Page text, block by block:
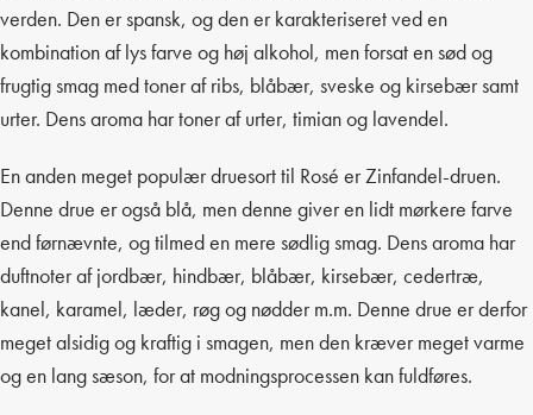
verden. Den er spansk, og den er karakteriseret ved en
kombination af lys farve og høj alkohol, men forsat en sød og
frugtig smag med toner af ribs, blåbær, sveske og kirsebær samt
urter. Dens aroma har toner af urter, timian og lavendel.
En anden meget populær druesort til Rosé er Zinfandel-druen.
Denne drue er også blå, men denne giver en lidt mørkere farve
end førnævnte, og tilmed en mere sødlig smag. Dens aroma har
duftnoter af jordbær, hindbær, blåbær, kirsebær, cedertræ,
kanel, karamel, læder, røg og nødder m.m. Denne drue er derfor
meget alsidig og kraftig i smagen, men den kræver meget varme
og en lang sæson, for at modningsprocessen kan fuldføres.